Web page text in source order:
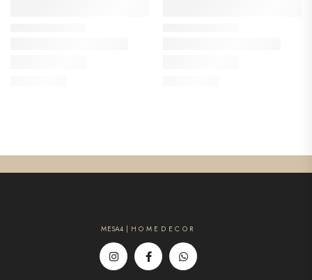
MESA4 | H O M E D E C O R